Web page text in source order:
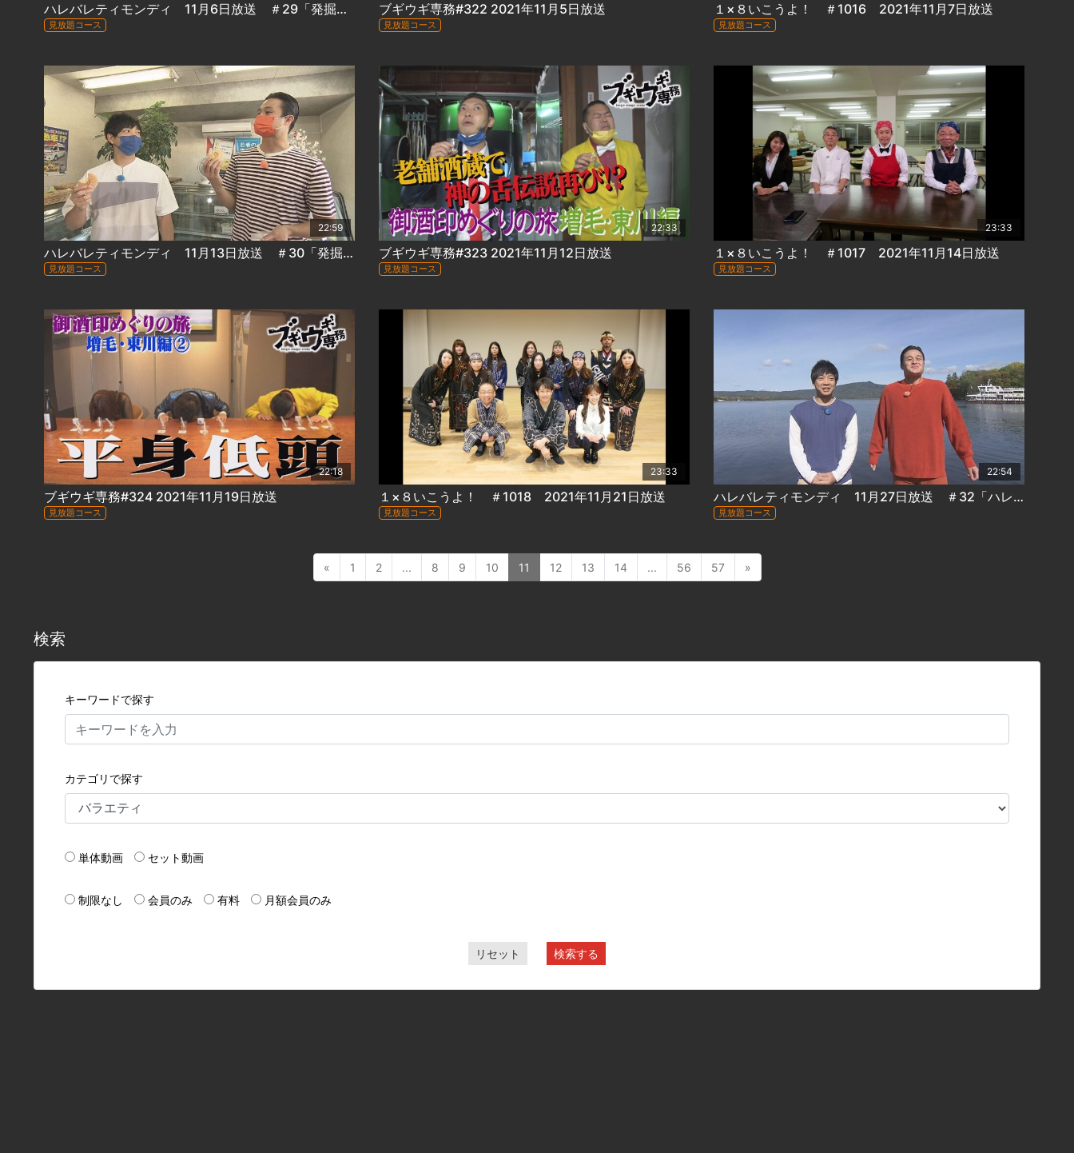
ハレバレティモンディ 11月6日放送 ＃29「発掘！ハレバレBoys＆Girls むかわ②｣
見放題コース
ブギウギ専務#322 2021年11月5日放送
見放題コース
１×８いこうよ！ ＃1016 2021年11月7日放送
見放題コース
22:59
ハレバレティモンディ 11月13日放送 ＃30「発掘！ハレバレBoys＆Girls むかわ③」
見放題コース
22:33
ブギウギ専務#323 2021年11月12日放送
見放題コース
23:33
１×８いこうよ！ ＃1017 2021年11月14日放送
見放題コース
22:18
ブギウギ専務#324 2021年11月19日放送
見放題コース
23:33
１×８いこうよ！ ＃1018 2021年11月21日放送
見放題コース
22:54
ハレバレティモンディ 11月27日放送 ＃32「ハレバレ応援団in阿寒湖温泉(前)」
見放題コース
« 1 2 ... 8 9 10 11 12 13 14 ... 56 57 »
検索
キーワードで探す
カテゴリで探す
単体動画 セット動画
制限なし 会員のみ 有料 月額会員のみ
リセット 検索する